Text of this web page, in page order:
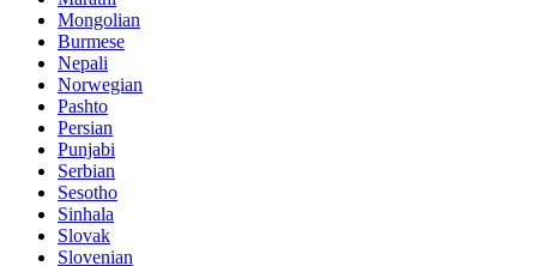
Mongolian
Burmese
Nepali
Norwegian
Pashto
Persian
Punjabi
Serbian
Sesotho
Sinhala
Slovak
Slovenian